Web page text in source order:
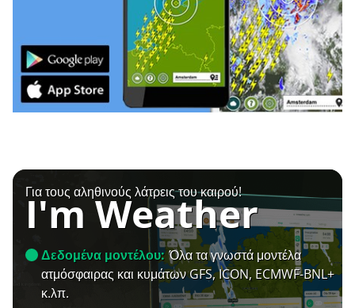
Για τους αληθινούς λάτρεις του καιρού!
I'm Weather
Δεδομένα μοντέλου: Όλα τα γνωστά μοντέλα
ατμόσφαιρας και κυμάτων GFS, ICON, ECMWF-BNL+
κ.λπ.